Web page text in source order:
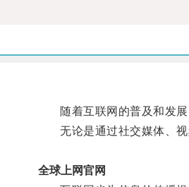
随着互联网的普及和发展
无论是通过社交媒体、视
全球上网官网